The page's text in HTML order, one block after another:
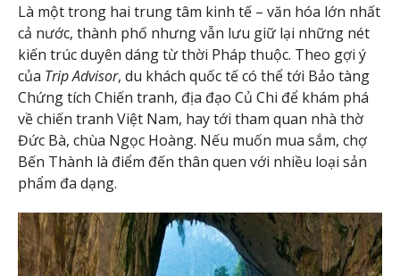
Là một trong hai trung tâm kinh tế – văn hóa lớn nhất
cả nước, thành phố nhưng vẫn lưu giữ lại những nét
kiến trúc duyên dáng từ thời Pháp thuộc. Theo gợi ý
của Trip Advisor, du khách quốc tế có thể tới Bảo tàng
Chứng tích Chiến tranh, địa đạo Củ Chi để khám phá
về chiến tranh Việt Nam, hay tới tham quan nhà thờ
Đức Bà, chùa Ngọc Hoàng. Nếu muốn mua sắm, chợ
Bến Thành là điểm đến thân quen với nhiều loại sản
phẩm đa dạng.